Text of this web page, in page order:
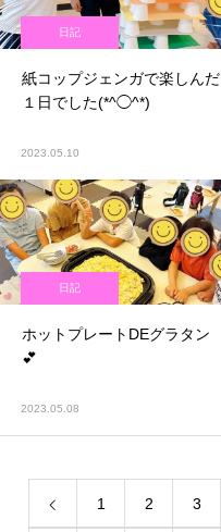
日記
紙コップジェンガで楽しんだ
１日でした(*^◯^*)
2023.05.10
日記
ホットプレートDEグラタン
💕
2023.05.08
1 2 3